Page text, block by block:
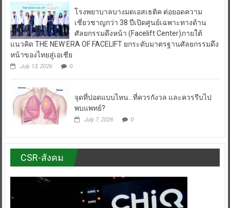
โรงพยาบาลบางมดเอสเธติค ต่อยอดความ
เชี่ยวชาญกว่า 38 ปีเปิดศูนย์เฉพาะทางด้าน
ศัลยกรรมดึงหน้า (Facelift Center)ภายใต้
แนวคิด THE NEW ERA OF FACELIFT ยกระดับมาตรฐานศัลยกรรมดึง
หน้าของไทยสู่เอเชีย
July 13, 2026 0
จุดที่ปอดแบบไหน…ที่ควรกังวล และควรรีบไป
พบแพทย์?
July 7, 2026 0
CSR-สังคม